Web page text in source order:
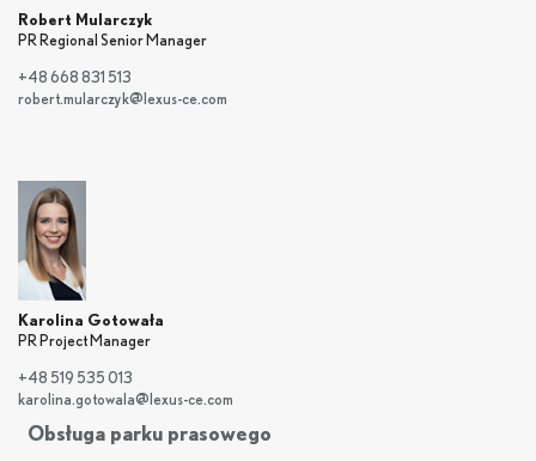
Robert Mularczyk
PR Regional Senior Manager
+48 668 831 513
robert.mularczyk@lexus-ce.com
Karolina Gotowała
PR Project Manager
+48 519 535 013
karolina.gotowala@lexus-ce.com
Obsługa parku prasowego